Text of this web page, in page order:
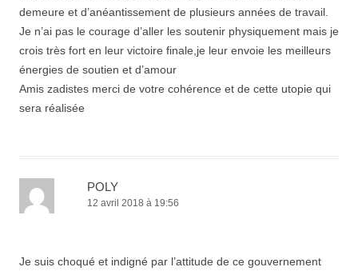
demeure et d’anéantissement de plusieurs années de travail.
Je n’ai pas le courage d’aller les soutenir physiquement mais je
crois très fort en leur victoire finale,je leur envoie les meilleurs
énergies de soutien et d’amour
Amis zadistes merci de votre cohérence et de cette utopie qui
sera réalisée
POLY
12 avril 2018 à 19:56
Je suis choqué et indigné par l’attitude de ce gouvernement